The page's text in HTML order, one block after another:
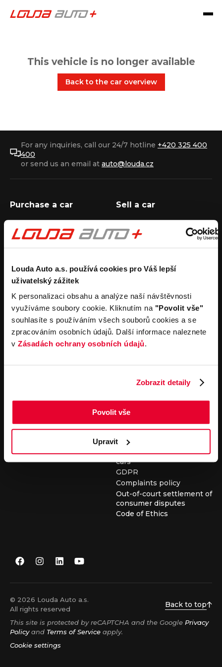
Louda Auto a.s. používá cookies pro Váš lepší
uživatelský zážitek
K personalizaci obsahu a analýze naší návštěvnosti
využíváme soubory cookie. Kliknutím na "Povolit vše"
souhlasíte s používáním všech souborů cookies a se
zpracováním osobních údajů. Další informace naleznete
v Zásadách ochrany osobních údajů.
Zobrazit detaily
Povolit vše
Upravit
This vehicle is no longer available
Back to the car overview
For any inquiries, call our 24/7 hotline +420 325 400
400
or send us an email at auto@louda.cz
Purchase a car
Purchase a used car
Koupit užitkový vůz
Sell a car
obligation
Rental
Carsharing
Car rental
Operational leasing
Company
Louda Auto+ Poděbrady
Recreational cars
News
For the media
Career
General terms and
orders of motor vehicles
General terms and
contitions for performing
service work
General terms and
conditions for buying used
cars
GDPR
Complaints policy
Out-of-court settlement of
consumer disputes
Code of Ethics
© 2026 Louda Auto a.s.
All rights reserved
Back to top
This site is protected by reCAPTCHA and the Google Privacy
Policyand Terms of Service apply.
Cookie settings